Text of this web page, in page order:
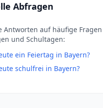
Abfragen
Antworten auf häufige
und Schultagen:
ein Feiertag in Bayern?
schulfrei in Bayern?